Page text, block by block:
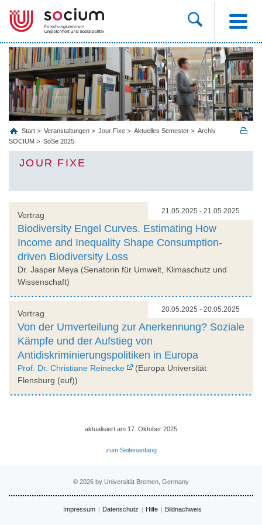
Start Veranstaltungen Jour Fixe Aktuelles Semester
Archiv
SOCIUM
SoSe 2025
JOUR FIXE
21.05.2025 - 21.05.2025
Vortrag
Biodiversity Engel Curves. Estimating How
Income and Inequality Shape Consumption-
driven Biodiversity Loss
Dr. Jasper Meya (Senatorin für Umwelt, Klimaschutz und
Wissenschaft)
20.05.2025 - 20.05.2025
Vortrag
Von der Umverteilung zur Anerkennung? Soziale
Kämpfe und der Aufstieg von
Antidiskriminierungspolitiken in Europa
Prof. Dr. Christiane Reinecke
(Europa Universität
Flensburg (euf))
aktualisiert am 17. Oktober 2025
zum Seitenanfang
© 2026 by Universität Bremen, Germany
Impressum Datenschutz Hilfe Bildnachweis